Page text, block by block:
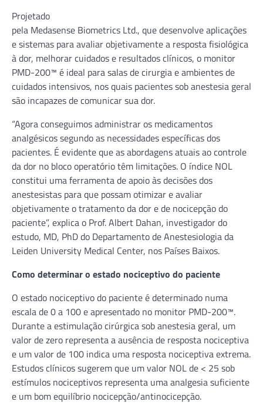
Projetado
pela Medasense Biometrics Ltd., que desenvolve aplicações
e sistemas para avaliar objetivamente a resposta fisiológica
à dor, melhorar cuidados e resultados clínicos, o monitor
PMD-200™ é ideal para salas de cirurgia e ambientes de
cuidados intensivos, nos quais pacientes sob anestesia geral
são incapazes de comunicar sua dor.
“Agora conseguimos administrar os medicamentos
analgésicos segundo as necessidades específicas dos
pacientes. É evidente que as abordagens atuais ao controle
da dor no bloco operatório têm limitações. O índice NOL
constitui uma ferramenta de apoio às decisões dos
anestesistas para que possam otimizar e avaliar
objetivamente o tratamento da dor e de nocicepção do
paciente”, explica o Prof. Albert Dahan, investigador do
estudo, MD, PhD do Departamento de Anestesiologia da
Leiden University Medical Center, nos Países Baixos.
Como determinar o estado nociceptivo do paciente
O estado nociceptivo do paciente é determinado numa
escala de 0 a 100 e apresentado no monitor PMD-200™.
Durante a estimulação cirúrgica sob anestesia geral, um
valor de zero representa a ausência de resposta nociceptiva
e um valor de 100 indica uma resposta nociceptiva extrema.
Estudos clínicos sugerem que um valor NOL de < 25 sob
estímulos nociceptivos representa uma analgesia suficiente
e um bom equilíbrio nocicepção/antinocicepção.